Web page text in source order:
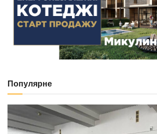
Популярне